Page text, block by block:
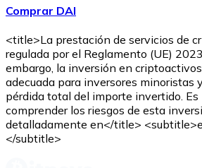
ComprarAvalanchecon
AVAX
Comprar DAI
<title>La prestación de servicios de
regulada por el Reglamento (UE)
embargo, la inversión en
adecuada para inversores minoristas
pérdida total del importe invertido.
comprender los riesgos de esta
detalladamente en</title>
</subtitle>